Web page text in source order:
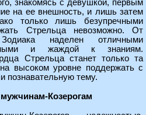
знакомясь с девушкой, первым
на ее внешность, и лишь затем
только лишь безупречными
Стрельца невозможно. От
наделен отличными
и жаждой к знаниям.
Стрельца станет только та
высоком уровне поддержать с
познавательную тему.
Козерогам